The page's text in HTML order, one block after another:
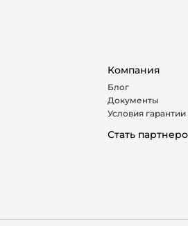
Компания
Блог
Документы
Условия гарантии
Стать